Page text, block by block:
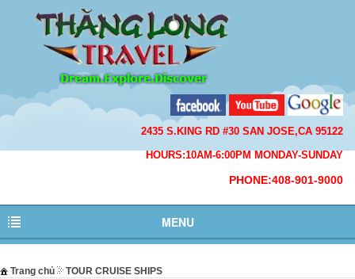
2435 S.KING RD #30 SAN JOSE,CA 95122
HOURS:10AM-6:00PM MONDAY-SUNDAY
PHONE:408-901-9000
MENU
Trang chủ TOUR CRUISE SHIPS